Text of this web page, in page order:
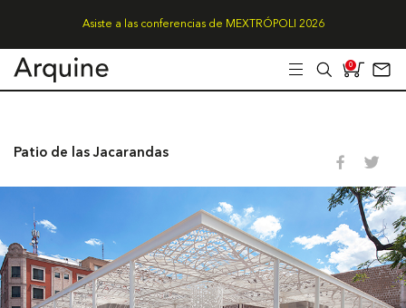
Asiste a las conferencias de MEXTRÓPOLI 2026
0
Patio de las Jacarandas